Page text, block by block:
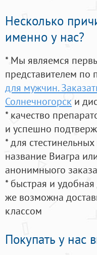
Несколько
именно у нас?
* Мы являемся
представителем
для мужчин.
Солнечногорск и
* качество
и успешно
* для
название Виагра
анонимныого
* быстрая и
же возможна
классом
Покупать у нас